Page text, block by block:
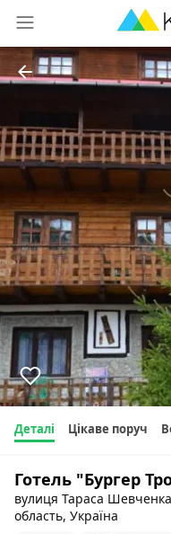
Деталі Цікаве поруч
Готель "Бургер
вулиця Тараса
область, Україна